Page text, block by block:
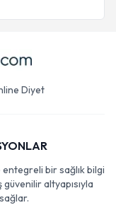
Diyet
entegreli bir sağlık bilgi
altyapısıyla